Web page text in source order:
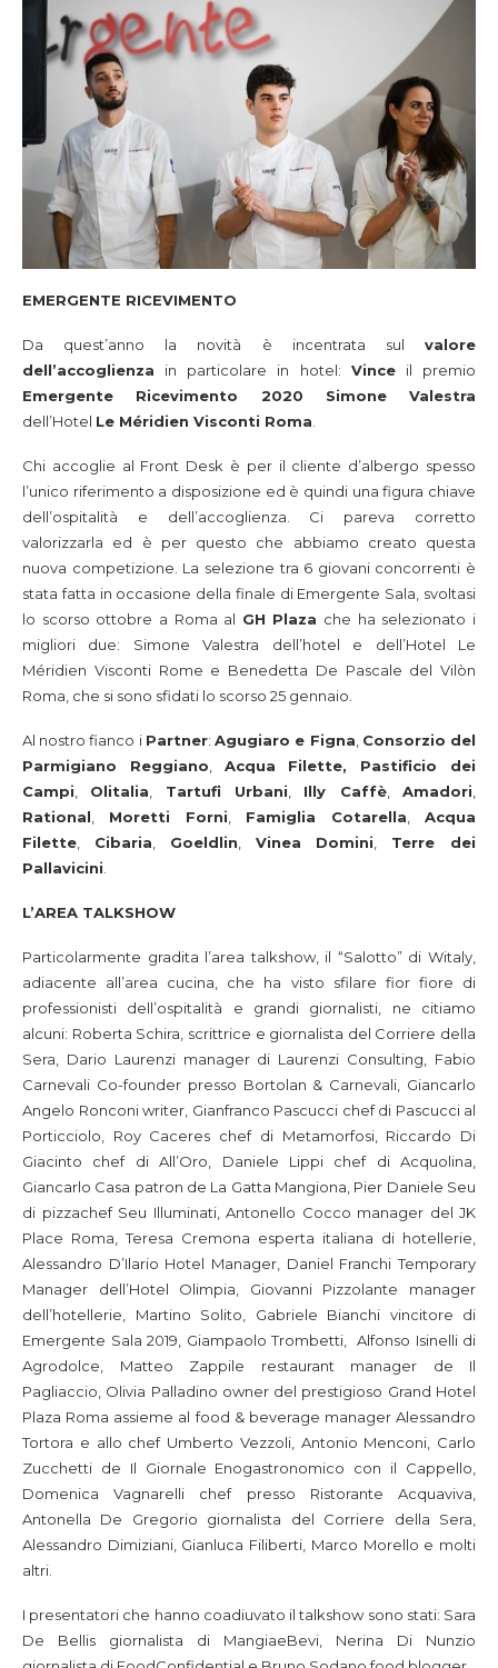
EMERGENTE RICEVIMENTO
Da quest’anno la novità è incentrata sul valore
dell’accoglienza in particolare in hotel: Vinceil premio
Emergente Ricevimento 2020 Simone Valestra
dell’Hotel Le Méridien Visconti Roma.
Chi accoglie al Front Desk è per il cliente d’albergo spesso
l’unico riferimento a disposizione ed è quindi una figura chiave
dell’ospitalità e dell’accoglienza. Ci pareva corretto
valorizzarla ed è per questo che abbiamo creato questa
nuova competizione. La selezione tra 6 giovani concorrenti è
stata fatta in occasione della finale di Emergente Sala, svoltasi
lo scorso ottobre a Roma al GH Plaza che ha selezionato i
migliori due: Simone Valestra dell’hotel e dell’Hotel Le
Méridien Visconti Rome e Benedetta De Pascale del Vilòn
Roma, che si sono sfidati lo scorso 25 gennaio.
Al nostro fianco i Partner:Agugiaro e Figna, Consorzio del
Parmigiano Reggiano, Acqua Filette, Pastificio dei
Campi, Olitalia, Tartufi Urbani, Illy Caffè,Amadori,
Rational, Moretti Forni, Famiglia Cotarella, Acqua
Filette, Cibaria, Goeldlin, Vinea Domini, Terre dei
Pallavicini.
L’AREA TALKSHOW
Particolarmente gradita l’area talkshow, il “Salotto” di Witaly,
adiacente all’area cucina, che ha visto sfilare fior fiore di
professionisti dell’ospitalità e grandi giornalisti, ne citiamo
alcuni: Roberta Schira, scrittrice e giornalista del Corriere della
Sera, Dario Laurenzi manager di Laurenzi Consulting, Fabio
Carnevali Co-founder presso Bortolan & Carnevali, Giancarlo
Angelo Ronconi writer, Gianfranco Pascucci chef di Pascucci al
Porticciolo, Roy Caceres chef di Metamorfosi, Riccardo Di
Giacinto chef di All’Oro, Daniele Lippi chef di Acquolina,
Giancarlo Casa patron de La Gatta Mangiona, Pier Daniele Seu
di pizzachef Seu Illuminati, Antonello Cocco manager del JK
Place Roma, Teresa Cremona esperta italiana di hotellerie,
Alessandro D’Ilario Hotel Manager, Daniel Franchi Temporary
Manager dell’Hotel Olimpia, Giovanni Pizzolante manager
dell’hotellerie, Martino Solito, Gabriele Bianchi vincitore di
Emergente Sala 2019, Giampaolo Trombetti, Alfonso Isinelli di
Agrodolce, Matteo Zappile restaurant manager de Il
Pagliaccio, Olivia Palladino owner del prestigioso Grand Hotel
Plaza Roma assieme al food & beverage manager Alessandro
Tortora e allo chef Umberto Vezzoli, Antonio Menconi, Carlo
Zucchetti de Il Giornale Enogastronomico con il Cappello,
Domenica Vagnarelli chef presso Ristorante Acquaviva,
Antonella De Gregorio giornalista del Corriere della Sera,
Alessandro Dimiziani, Gianluca Filiberti, Marco Morello e molti
altri.
I presentatori che hanno coadiuvato il talkshow sono stati: Sara
De Bellis giornalista di MangiaeBevi, Nerina Di Nunzio